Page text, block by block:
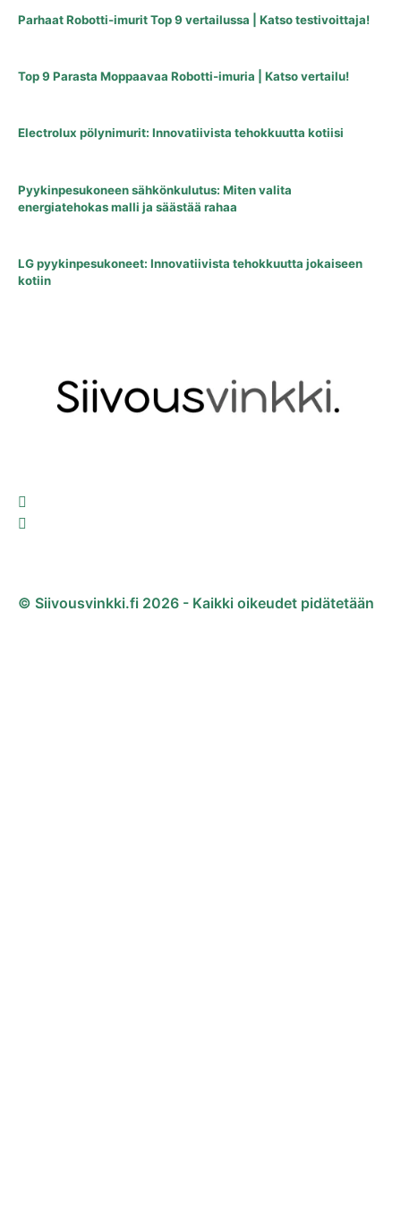
Parhaat Robotti-imurit Top 9 vertailussa | Katso testivoittaja!
Top 9 Parasta Moppaavaa Robotti-imuria | Katso vertailu!
Electrolux pölynimurit: Innovatiivista tehokkuutta kotiisi
Pyykinpesukoneen sähkönkulutus: Miten valita
energiatehokas malli ja säästää rahaa
LG pyykinpesukoneet: Innovatiivista tehokkuutta jokaiseen
kotiin
© Siivousvinkki.fi 2026 - Kaikki oikeudet pidätetään